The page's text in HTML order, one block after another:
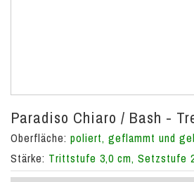
Paradiso Chiaro / Bash -
Oberfläche: poliert, geflammt und
Stärke: Trittstufe 3,0 cm, Setzstufe